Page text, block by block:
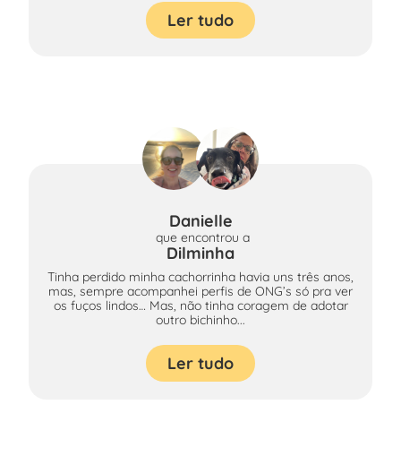
Ler tudo
Danielle
que encontrou a
Dilminha
Tinha perdido minha cachorrinha havia uns três anos,
mas, sempre acompanhei perfis de ONG’s só pra ver
os fuços lindos… Mas, não tinha coragem de adotar
outro bichinho...
Ler tudo